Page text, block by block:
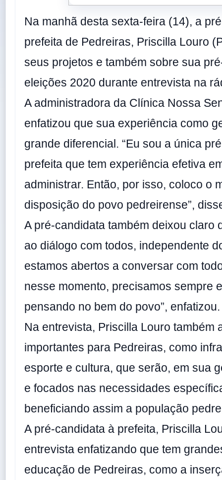
Na manhã desta sexta-feira (14), a
prefeita de Pedreiras, Priscilla Louro
seus projetos e também sobre sua
eleições 2020 durante entrevista na
A administradora da Clínica Nossa
enfatizou que sua experiência como
grande diferencial. “Eu sou a única
prefeita que tem experiência efetiva
administrar. Então, por isso, coloco o
disposição do povo pedreirense”,
A pré-candidata também deixou claro
ao diálogo com todos, independente
estamos abertos a conversar com
nesse momento, precisamos sempre
pensando no bem do povo”, enfatizou.
Na entrevista, Priscilla Louro também
importantes para Pedreiras, como
esporte e cultura, que serão, em sua
e focados nas necessidades
beneficiando assim a população
A pré-candidata à prefeita, Priscilla
entrevista enfatizando que tem
educação de Pedreiras, como a